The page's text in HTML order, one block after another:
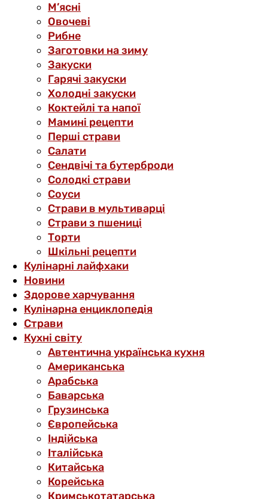
М’ясні
Овочеві
Рибне
Заготовки на зиму
Закуски
Гарячі закуски
Холодні закуски
Коктейлі та напої
Мамині рецепти
Перші страви
Салати
Сендвічі та бутерброди
Солодкі страви
Соуси
Страви в мультиварці
Страви з пшениці
Торти
Шкільні рецепти
Кулінарні лайфхаки
Новини
Здорове харчування
Кулінарна енциклопедія
Страви
Кухні світу
Автентична українська кухня
Американська
Арабська
Баварська
Грузинська
Європейська
Індійська
Італійська
Китайська
Корейська
Кримськотатарська